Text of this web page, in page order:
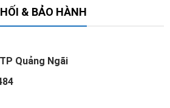
& BẢO HÀNH
Quảng Ngãi